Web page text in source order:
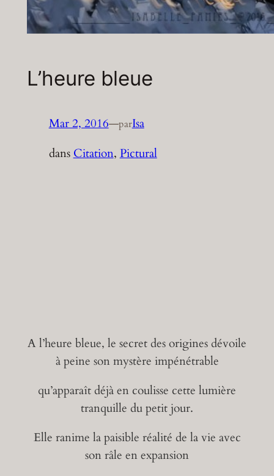
L’heure bleue
Mar 2, 2016—parIsa
dans Citation, Pictural
A l’heure bleue, le secret des origines dévoile
à peine son mystère impénétrable
qu’apparaît déjà en coulisse cette lumière
tranquille du petit jour.
Elle ranime la paisible réalité de la vie avec
son râle en expansion